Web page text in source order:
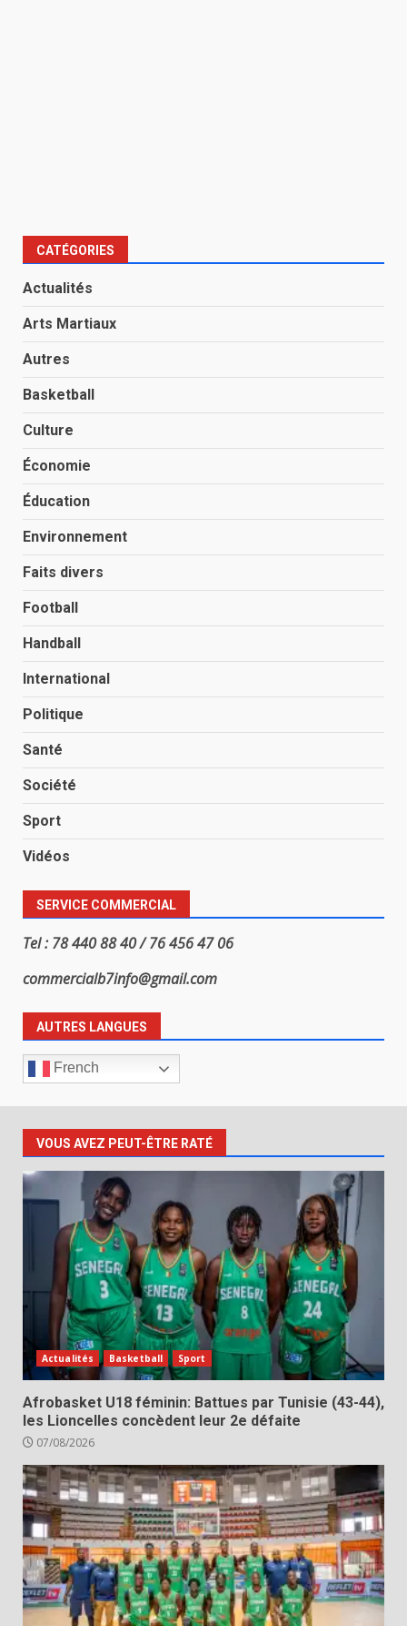
CATÉGORIES
Actualités
Arts Martiaux
Autres
Basketball
Culture
Économie
Éducation
Environnement
Faits divers
Football
Handball
International
Politique
Santé
Société
Sport
Vidéos
SERVICE COMMERCIAL
Tel : 78 440 88 40 / 76 456 47 06
commercialb7info@gmail.com
AUTRES LANGUES
French
VOUS AVEZ PEUT-ÊTRE RATÉ
Actualités Basketball Sport
Afrobasket U18 féminin: Battues par Tunisie (43-44),
les Lioncelles concèdent leur 2e défaite
07/08/2026